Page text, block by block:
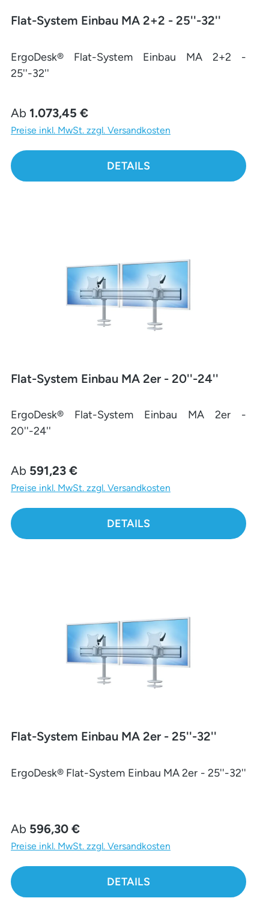
Flat-System Einbau MA 2+2 - 25''-32''
ErgoDesk® Flat-System Einbau MA 2+2 -
25''-32''
Regulärer Preis:
Ab 1.073,45 €
Preise inkl. MwSt. zzgl. Versandkosten
DETAILS
Flat-System Einbau MA 2er - 20''-24''
ErgoDesk® Flat-System Einbau MA 2er -
20''-24''
Regulärer Preis:
Ab 591,23 €
Preise inkl. MwSt. zzgl. Versandkosten
DETAILS
Flat-System Einbau MA 2er - 25''-32''
ErgoDesk® Flat-System Einbau MA 2er - 25''-32''
Regulärer Preis:
Ab 596,30 €
Preise inkl. MwSt. zzgl. Versandkosten
DETAILS